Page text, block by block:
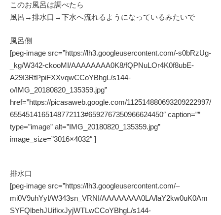
このお風呂は調べたら
風呂→排水口→下水へ流れるようになっているみたいで
風呂側
[peg-image src=”https://lh3.googleusercontent.com/-s0bRzUg-
_kg/W342-ckooMI/AAAAAAAA0K8/fQPNuLOr4K0f8ubE-
A29I3RtPpiFXXvqwCCoYBhgL/s144-
o/IMG_20180820_135359.jpg”
href=”https://picasaweb.google.com/112514880693209222997/
6554514165148772113#6592767350966624450″ caption=””
type=”image” alt=”IMG_20180820_135359.jpg”
image_size=”3016×4032″ ]
排水口
[peg-image src=”https://lh3.googleusercontent.com/–
mi0V9uhYyI/W343sn_VRNI/AAAAAAAA0LA/laY2kw0uK0Am
SYFQlbehJUifkxJyjWTLwCCoYBhgL/s144-